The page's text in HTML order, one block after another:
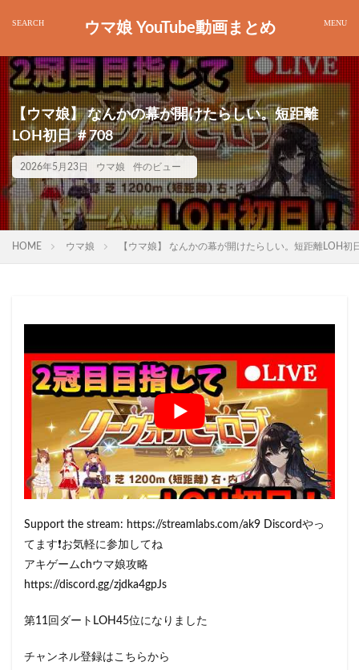
ウマ娘 YouTube動画まとめ
【ウマ娘】 なんかの幕が開けたらしい。短距離
LOH初日 ＃708
2026年5月23日 ウマ娘 件のビュー
HOME ウマ娘 【ウマ娘】 なんかの幕が開けたらしい。短距離LOH初
Support the stream: https://streamlabs.com/ak9 Discordやっ
てます❗️お気軽に参加してね
アキゲームchウマ娘攻略
https://discord.gg/zjdka4gpJs
第11回ダートLOH45位になりました
チャンネル登録はこちらから